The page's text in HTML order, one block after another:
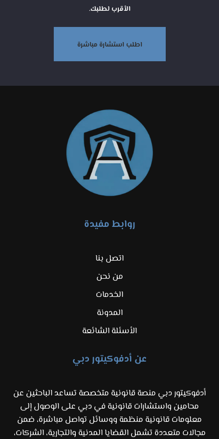
الأقرب لطلبك.
اطلب استشارة مباشرة
روابط مفيدة
اتصل بنا
من نحن
الخدمات
المدونة
الأسئلة الشائعة
عن أدفوكيتور دبي
أدفوكيتور دبي منصة قانونية متخصصة تساعد الباحثين عن
محامين واستشارات قانونية في دبي على الوصول إلى
معلومات قانونية منظمة ووسائل تواصل مباشرة، ضمن
مجالات متعددة تشمل القضايا المدنية والتجارية، الشركات،